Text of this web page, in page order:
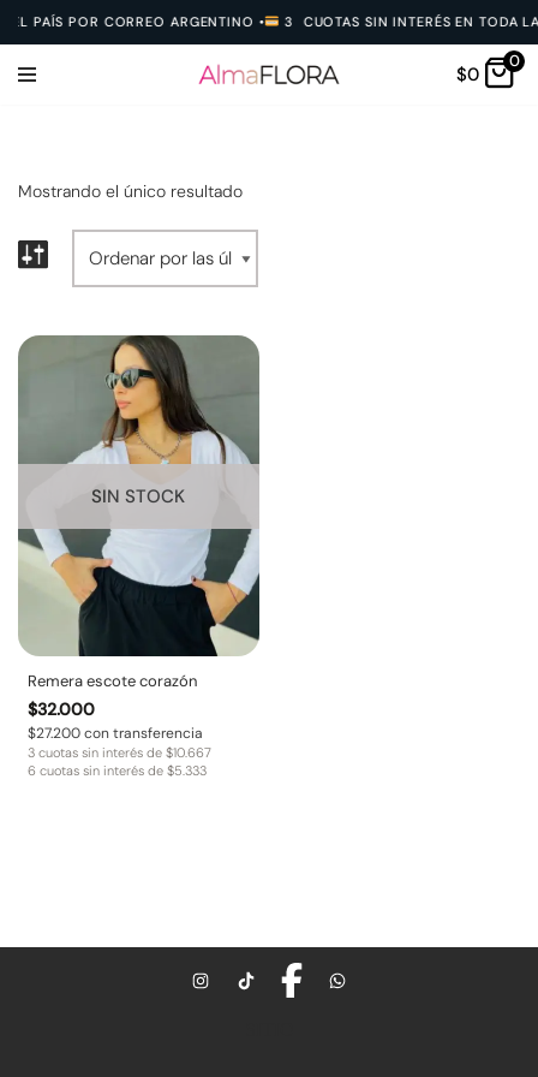
Ir
PAÍS POR CORREO ARGENTINO • 3 CUOTAS SIN INTERÉS EN TODA LA
$0
0
Mostrando el único resultado
SIN STOCK
Remera escote corazón
$32.000
$27.200con transferencia
3 cuotas sin interés de $10.667
6 cuotas sin interés de $5.333